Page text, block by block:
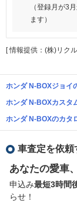
（登録月が3
ます）
[ 情報提供：(株)リク
ホンダ N-BOXジョイ
ホンダ N-BOXカスタ
ホンダ N-BOXのカタ
車査定を依頼
あなたの愛車
申込み最短3時間
らせ！